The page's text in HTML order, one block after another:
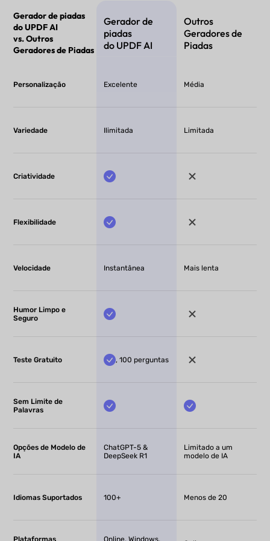
Gerador de piadas
do UPDF AI
vs. Outros
Geradores de Piadas
Gerador de
piadas
do UPDF AI
Outros
Geradores de
Piadas
Personalização Excelente Média
Variedade Ilimitada Limitada
Criatividade
Flexibilidade
Velocidade Instantânea Mais lenta
Humor Limpo e
Seguro
Teste Gratuito , 100 perguntas
Sem Limite de
Palavras
Opções de Modelo de
IA
ChatGPT-5 &
DeepSeek R1
Limitado a um
modelo de IA
Idiomas Suportados 100+ Menos de 20
Plataformas Online, Windows,